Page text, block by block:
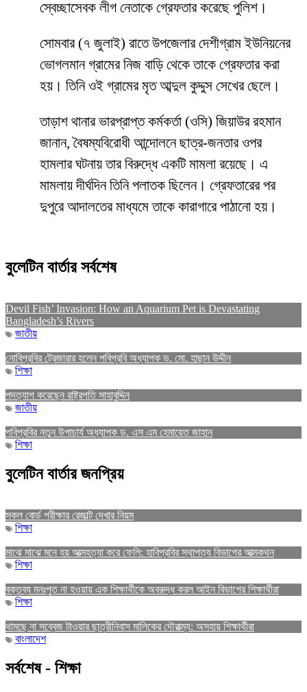
স্বেচ্ছাসেবক লীগ নেতাকে গ্রেফতার করেছে পুলিশ।
সোমবার (৭ জুলাই) রাতে উপজেলার দেশীগ্রাম ইউনিয়নের
ভোগলমান গ্রামের নিজ বাড়ি থেকে তাকে গ্রেফতার করা
হয়। তিনি ওই গ্রামের মৃত আব্দুল কুদ্দুস সেখের ছেলে।
তাড়াশ থানার ভারপ্রাপ্ত কর্মকর্তা (ওসি) জিয়াউর রহমান
জানান, বৈষম্যবিরোধী আন্দোলনে ছাত্র-জনতার ওপর
হামলার ঘটনায় তার বিরুদ্ধে একটি মামলা রয়েছে। এ
মামলায় দীর্ঘদিন তিনি পলাতক ছিলেন। গ্রেফতারের পর
দুপুরে আদালতের মাধ্যমে তাকে কারাগারে পাঠানো হয়।
বুলেটিন বার্তার সর্বশেষ
Devil Fish’ Invasion: How an Aquarium Pet is Devastating
Bangladesh’s Rivers
জাতীয়
নোবিপ্রবির ট্রেজারার হলেন পবিপ্রবি অধ্যাপক ড. মো. হাছান উদ্দীন
শিক্ষা
পদত্যাগ করেছেন রাষ্ট্রপতি সাহাবুদ্দিন
জাতীয়
পবিপ্রবির নতুন উপাচার্য অধ্যাপক ড. এস এম হেমায়েত জাহান
শিক্ষা
বুলেটিন বার্তার জনপ্রিয়
সকল বোর্ড পরীক্ষার রেজাল্ট দেখার নিয়ম
শিক্ষা
মাঝে মাঝে মনে হয় আত্মহত্যা করে ফেলি: হাবিপ্রবির স্থাপত্য বিভাগের আত্মকথন
শিক্ষা
বক্তব্য মনঃপুত না হওয়ায় এক শিক্ষার্থীকে অবরুদ্ধ করল আইন বিভাগের শিক্ষার্থীরা
শিক্ষা
থামছে না সব্বেজ টাওয়ার ছাত্রীনিবাস মালিকের দৌরাত্ম্য: অসহায় শিক্ষার্থীরা
বাংলাদেশ
সর্বশেষ - শিক্ষা